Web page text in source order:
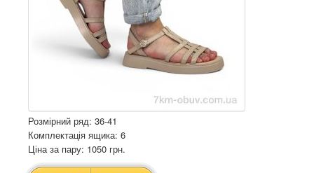
Розмірний ряд: 36-41
Комплектація ящика: 6
Ціна за пару: 1050 грн.